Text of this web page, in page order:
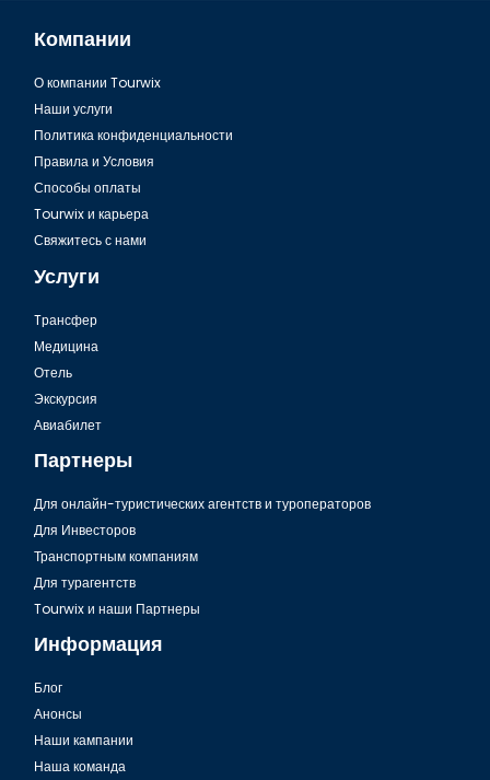
Компании
О компании Tourwix
Наши услуги
Политика конфиденциальности
Правила и Условия
Способы оплаты
Tourwix и карьера
Свяжитесь с нами
Услуги
Tрансфер
Медицина
Отель
Экскурсия
Авиабилет
Партнеры
Для онлайн-туристических агентств и туроператоров
Для Инвесторов
Транспортным компаниям
Для турагентств
Tourwix и наши Партнеры
Информация
Блог
Анонсы
Наши кампании
Наша команда